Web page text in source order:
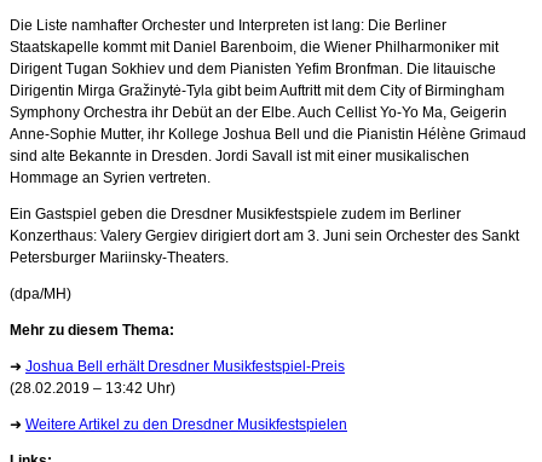
Die Liste namhafter Orchester und Interpreten ist lang: Die Berliner
Staatskapelle kommt mit Daniel Barenboim, die Wiener Philharmoniker mit
Dirigent Tugan Sokhiev und dem Pianisten Yefim Bronfman. Die litauische
Dirigentin Mirga Gražinytė-Tyla gibt beim Auftritt mit dem City of Birmingham
Symphony Orchestra ihr Debüt an der Elbe. Auch Cellist Yo-Yo Ma, Geigerin
Anne-Sophie Mutter, ihr Kollege Joshua Bell und die Pianistin Hélène Grimaud
sind alte Bekannte in Dresden. Jordi Savall ist mit einer musikalischen
Hommage an Syrien vertreten.
Ein Gastspiel geben die Dresdner Musikfestspiele zudem im Berliner
Konzerthaus: Valery Gergiev dirigiert dort am 3. Juni sein Orchester des Sankt
Petersburger Mariinsky-Theaters.
(dpa/MH)
Mehr zu diesem Thema:
➜ Joshua Bell erhält Dresdner Musikfestspiel-Preis
(28.02.2019 – 13:42 Uhr)
➜ Weitere Artikel zu den Dresdner Musikfestspielen